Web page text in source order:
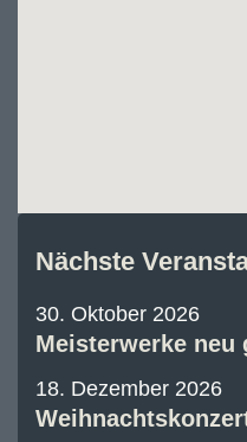
Nächste
30. Oktober 2026
Meisterwerke neu
18. Dezember 2026